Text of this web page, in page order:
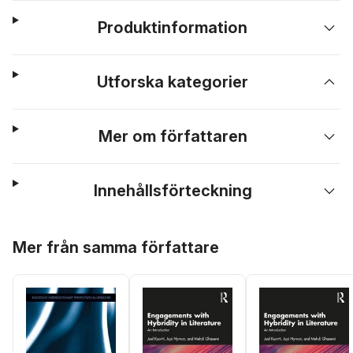
Produktinformation
Utforska kategorier
Mer om författaren
Innehållsförteckning
Mer från samma författare